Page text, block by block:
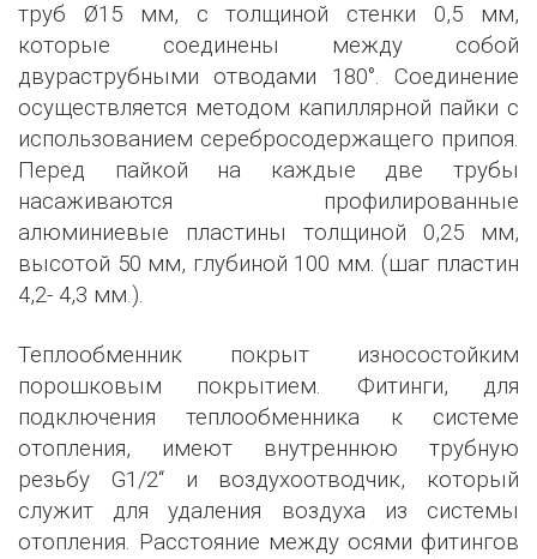
труб Ø15 мм, с толщиной стенки 0,5 мм,
которые соединены между собой
двураструбными отводами 180°. Соединение
осуществляется методом капиллярной пайки с
использованием серебросодержащего припоя.
Перед пайкой на каждые две трубы
насаживаются профилированные
алюминиевые пластины толщиной 0,25 мм,
высотой 50 мм, глубиной 100 мм. (шаг пластин
4,2- 4,3 мм.).
Теплообменник покрыт износостойким
порошковым покрытием. Фитинги, для
подключения теплообменника к системе
отопления, имеют внутреннюю трубную
резьбу G1/2‘‘ и воздухоотводчик, который
служит для удаления воздуха из системы
отопления. Расстояние между осями фитингов